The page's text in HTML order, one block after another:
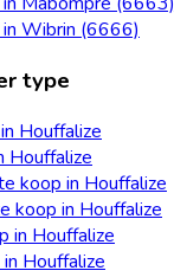
in Wibrin (6666)
type
Houffalize
Houffalize
koop in Houffalize
koop in Houffalize
in Houffalize
Houffalize